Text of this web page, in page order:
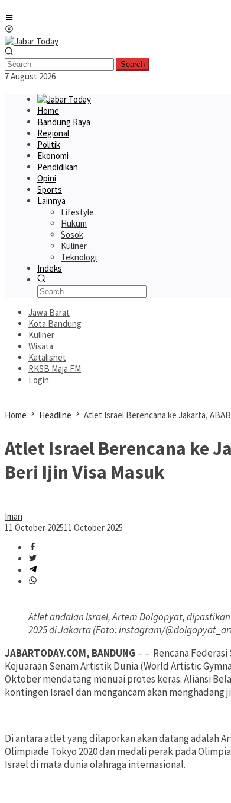
to
content
Search
7 August 2026
Home
Bandung Raya
Regional
Politik
Ekonomi
Pendidikan
Opini
Sports
Lainnya
Lifestyle
Hukum
Sosok
Kuliner
Teknologi
Indeks
Jawa Barat
Kota Bandung
Kuliner
Wisata
Katalisnet
RKSB Maja FM
Login
Home Headline Atlet Israel Berencana ke Jakarta,
Atlet Israel Berencana ke
Beri Ijin Visa Masuk
Iman
11 October 202511 October 2025
Atlet andalan Israel, Artem Dolgopyat,
2025 di Jakarta (Foto: instagram/
JABARTODAY.COM, BANDUNG – – Rencana
Kejuaraan Senam Artistik Dunia (World Artistic
Oktober mendatang menuai protes keras. Aliansi
kontingen Israel dan mengancam akan
Di antara atlet yang dilaporkan akan datang adalah
Olimpiade Tokyo 2020 dan medali perak pada
Israel di mata dunia olahraga internasional.